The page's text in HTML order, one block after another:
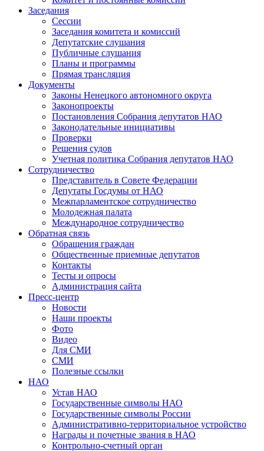
Заседания
Сессии
Заседания комитета и комиссий
Депутатские слушания
Публичные слушания
Планы и программы
Прямая трансляция
Документы
Законы Ненецкого автономного округа
Законопроекты
Постановления Собрания депутатов НАО
Законодательные инициативы
Проверки
Решения судов
Учетная политика Собрания депутатов НАО
Сотрудничество
Представитель в Совете Федерации
Депутаты Госдумы от НАО
Межпарламентское сотрудничество
Молодежная палата
Международное сотрудничество
Обратная cвязь
Обращения граждан
Общественные приемные депутатов
Контакты
Тесты и опросы
Администрация сайта
Пресс-центр
Новости
Наши проекты
Фото
Видео
Для СМИ
СМИ
Полезные ссылки
НАО
Устав НАО
Государственные символы НАО
Государственные символы России
Административно-территориальное устройство
Награды и почетные звания в НАО
Контрольно-счетный орган